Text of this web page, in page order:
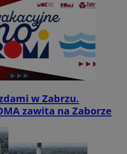
w Zabrzu.
zawita na Zaborze